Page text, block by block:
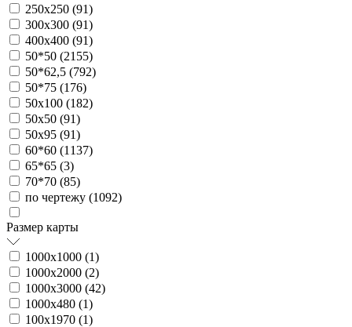
250х250 (91)
300х300 (91)
400х400 (91)
50*50 (2155)
50*62,5 (792)
50*75 (176)
50х100 (182)
50х50 (91)
50х95 (91)
60*60 (1137)
65*65 (3)
70*70 (85)
по чертежу (1092)
Размер карты
1000х1000 (1)
1000х2000 (2)
1000х3000 (42)
1000х480 (1)
100х1970 (1)